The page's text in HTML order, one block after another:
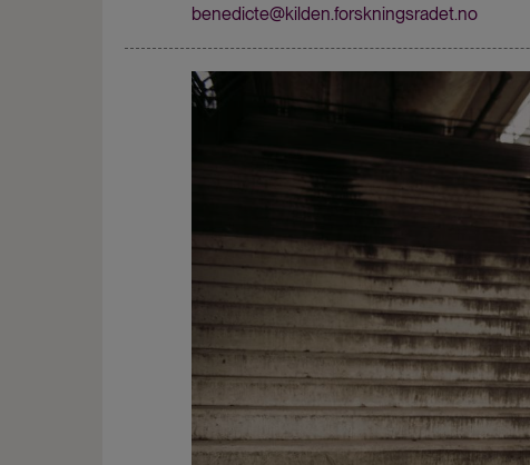
benedicte@kilden.forskningsradet.no